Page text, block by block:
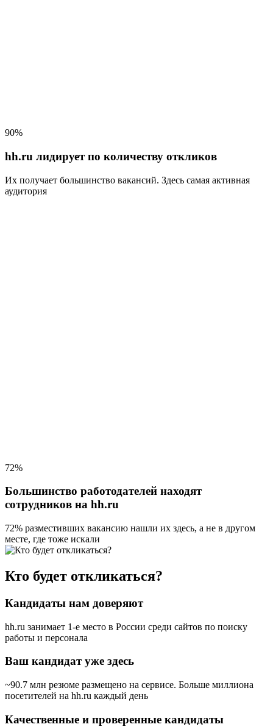
90%
hh.ru лидирует по количеству откликов
Их получает большинство вакансий. Здесь самая активная
аудитория
72%
Большинство работодателей находят
сотрудников на hh.ru
72% разместивших вакансию нашли их здесь, а не в другом
месте, где тоже искали
Кто будет откликаться?
Кандидаты нам доверяют
hh.ru занимает 1-е место в России среди сайтов по поиску
работы и персонала
Ваш кандидат уже здесь
~90.7 млн резюме размещено на сервисе. Больше миллиона
посетителей на hh.ru каждый день
Качественные и проверенные кандидаты